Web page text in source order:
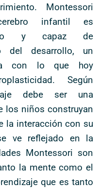
Montessori
infantil es
y capaz de
del desarrollo, un
con lo que hoy
Según
debe ser una
los niños construyan
la interacción con su
ve reflejado en la
Montessori son
la mente como el
que es tanto